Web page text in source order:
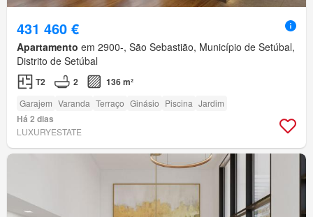
431 460 €
Apartamento em 2900-, São Sebastião, Município de Setúbal,
Distrito de Setúbal
T2 2 136 m²
Garajem Varanda Terraço Ginásio Piscina Jardim
Há 2 dias
LUXURYESTATE